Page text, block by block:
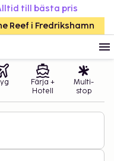
till bästa pris
Reef i Fredrikshamn
Färja +
Hotell
Multi-
stop